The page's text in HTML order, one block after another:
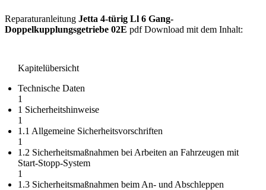
Reparaturanleitung Jetta 4-türig Ll 6 Gang-
Doppelkupplungsgetriebe 02E pdf Download mit dem Inhalt:
Kapitelübersicht
Technische Daten
1
1 Sicherheitshinweise
1
1.1 Allgemeine Sicherheitsvorschriften
1
1.2 Sicherheitsmaßnahmen bei Arbeiten an Fahrzeugen mit
Start-Stopp-System
1
1.3 Sicherheitsmaßnahmen beim An- und Abschleppen